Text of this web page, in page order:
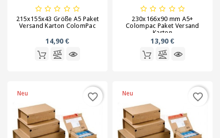
Klebebänder
Ladungssicherung
Lagerbedarf
Waagen
215x155x43 Größe A5 Paket
Versand Karton ColomPac
14,90 €
230x166x90 mm A5+
Colompac Paket Versand
Karton
13,90 €
Neu favorite_border Neu favorite_border